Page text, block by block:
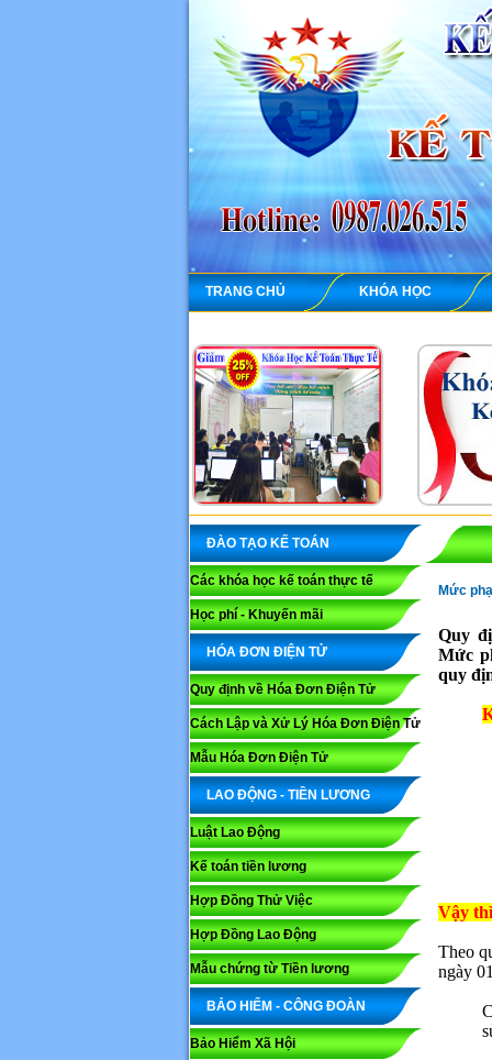
TRANG CHỦ KHÓA HỌC
ĐÀO TẠO KẾ TOÁN
Các khóa học kế toán thực tế
Học phí - Khuyến mãi
HÓA ĐƠN ĐIỆN TỬ
Quy định về Hóa Đơn Điện Tử
Cách Lập và Xử Lý Hóa Đơn Điện Tử
Mẫu Hóa Đơn Điện Tử
LAO ĐỘNG - TIỀN LƯƠNG
Luật Lao Động
Kế toán tiền lương
Hợp Đồng Thử Việc
Hợp Đồng Lao Động
Mẫu chứng từ Tiền lương
BẢO HIỂM - CÔNG ĐOÀN
Bảo Hiểm Xã Hội
Mức
Quy
Mức
quy
Vậy
Theo
ngày